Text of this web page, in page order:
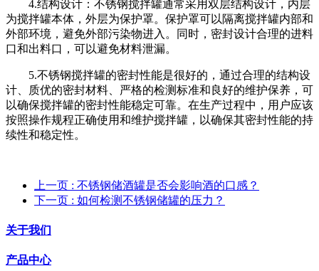
4.结构设计：不锈钢搅拌罐通常采用双层结构设计，内层
为搅拌罐本体，外层为保护罩。保护罩可以隔离搅拌罐内部和
外部环境，避免外部污染物进入。同时，密封设计合理的进料
口和出料口，可以避免材料泄漏。
5.不锈钢搅拌罐的密封性能是很好的，通过合理的结构设
计、质优的密封材料、严格的检测标准和良好的维护保养，可
以确保搅拌罐的密封性能稳定可靠。在生产过程中，用户应该
按照操作规程正确使用和维护搅拌罐，以确保其密封性能的持
续性和稳定性。
上一页 : 不锈钢储酒罐是否会影响酒的口感？
下一页 : 如何检测不锈钢储罐的压力？
关于我们
产品中心